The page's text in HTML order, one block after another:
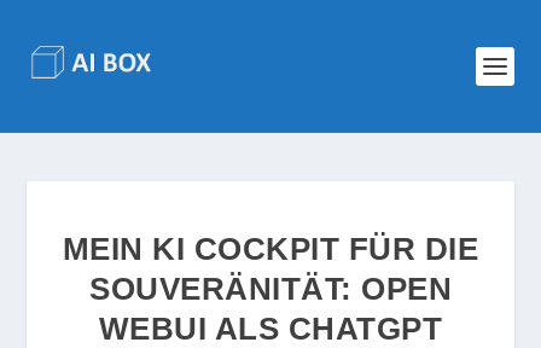
MEIN KI COCKPIT FÜR DIE
SOUVERÄNITÄT: OPEN
WEBUI ALS CHATGPT